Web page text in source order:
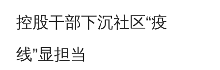
控股干部下沉社区“疫
线”显担当